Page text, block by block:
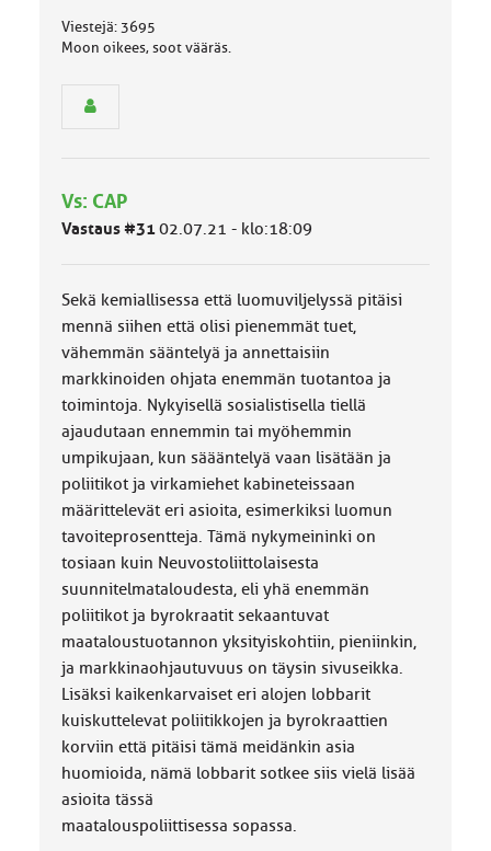
s
e
o
a
Viestejä: 3695
Moon oikees, soot vääräs.
Vs: CAP
Vastaus #3102.07.21 - klo:18:09
Sekä kemiallisessa että luomuviljelyssä pitäisi
mennä siihen että olisi pienemmät tuet,
vähemmän sääntelyä ja annettaisiin
markkinoiden ohjata enemmän tuotantoa ja
toimintoja. Nykyisellä sosialistisella tiellä
ajaudutaan ennemmin tai myöhemmin
umpikujaan, kun säääntelyä vaan lisätään ja
poliitikot ja virkamiehet kabineteissaan
määrittelevät eri asioita, esimerkiksi luomun
tavoiteprosentteja. Tämä nykymeininki on
tosiaan kuin Neuvostoliittolaisesta
suunnitelmataloudesta, eli yhä enemmän
poliitikot ja byrokraatit sekaantuvat
maataloustuotannon yksityiskohtiin, pieniinkin,
ja markkinaohjautuvuus on täysin sivuseikka.
Lisäksi kaikenkarvaiset eri alojen lobbarit
kuiskuttelevat poliitikkojen ja byrokraattien
korviin että pitäisi tämä meidänkin asia
huomioida, nämä lobbarit sotkee siis vielä lisää
asioita tässä
maatalouspoliittisessa sopassa.